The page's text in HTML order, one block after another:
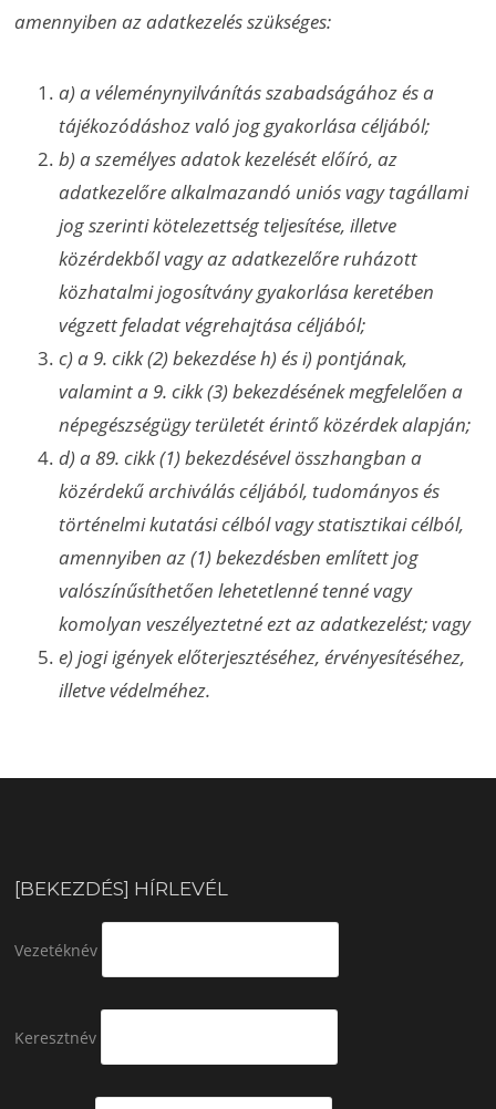
amennyiben az adatkezelés szükséges:
a) a véleménynyilvánítás szabadságához és a
tájékozódáshoz való jog gyakorlása céljából;
b) a személyes adatok kezelését előíró, az
adatkezelőre alkalmazandó uniós vagy tagállami
jog szerinti kötelezettség teljesítése, illetve
közérdekből vagy az adatkezelőre ruházott
közhatalmi jogosítvány gyakorlása keretében
végzett feladat végrehajtása céljából;
c) a 9. cikk (2) bekezdése h) és i) pontjának,
valamint a 9. cikk (3) bekezdésének megfelelően a
népegészségügy területét érintő közérdek alapján;
d) a 89. cikk (1) bekezdésével összhangban a
közérdekű archiválás céljából, tudományos és
történelmi kutatási célból vagy statisztikai célból,
amennyiben az (1) bekezdésben említett jog
valószínűsíthetően lehetetlenné tenné vagy
komolyan veszélyeztetné ezt az adatkezelést; vagy
e) jogi igények előterjesztéséhez, érvényesítéséhez,
illetve védelméhez.
[BEKEZDÉS] HÍRLEVÉL
Vezetéknév
Keresztnév